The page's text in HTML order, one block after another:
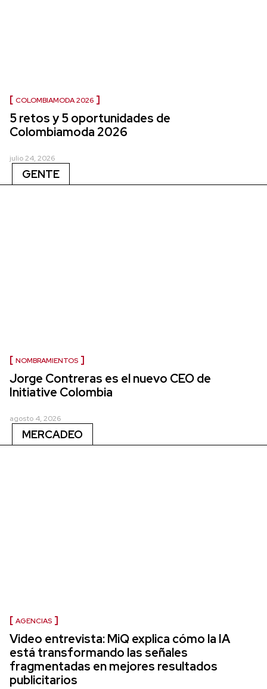
COLOMBIAMODA 2026
5 retos y 5 oportunidades de
Colombiamoda 2026
julio 24, 2026
GENTE
NOMBRAMIENTOS
Jorge Contreras es el nuevo CEO de
Initiative Colombia
agosto 4, 2026
MERCADEO
AGENCIAS
Video entrevista: MiQ explica cómo la IA
está transformando las señales
fragmentadas en mejores resultados
publicitarios